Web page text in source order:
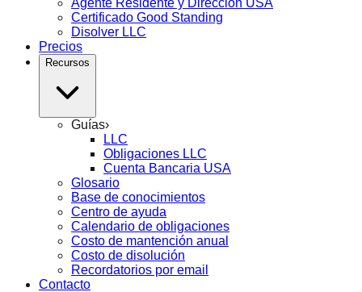
Agente Residente y Dirección USA
Certificado Good Standing
Disolver LLC
Precios
Recursos
Guías›
LLC
Obligaciones LLC
Cuenta Bancaria USA
Glosario
Base de conocimientos
Centro de ayuda
Calendario de obligaciones
Costo de mantención anual
Costo de disolución
Recordatorios por email
Contacto